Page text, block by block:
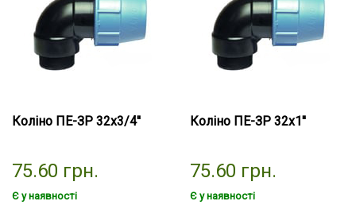
Коліно ПЕ-ЗР 32х3/4''
75.60 грн.
Є у наявності
Коліно ПЕ-ЗР 32х1''
75.60 грн.
Є у наявності